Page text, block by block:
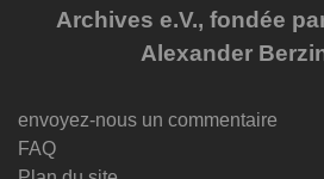
Archives e.V., fondée
Alexander
envoyez-nous un commentaire
FAQ